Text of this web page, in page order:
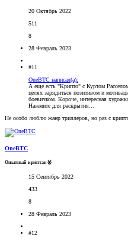
20 Октябрь 2022
511
8
28 Февраль 2023
#11
OneBTC написал(а):
А еще есть "Крипто" с Куртом
целях зарядиться позитивом и
боевичком. Короче, интересная
Нажмите для раскрытия...
Не особо люблю жанр триллеров, но раз с
OneBTC
Опытный криптан🥇
15 Сентябрь 2022
433
8
28 Февраль 2023
#12